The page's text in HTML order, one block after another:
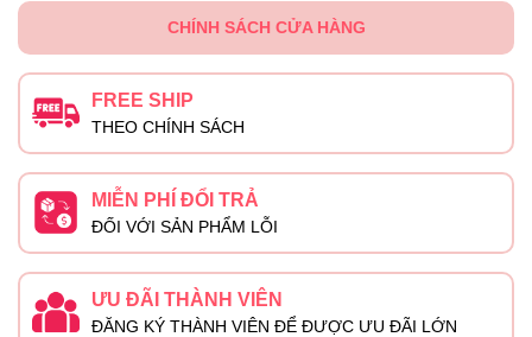
CHÍNH SÁCH CỬA HÀNG
FREE SHIP
THEO CHÍNH SÁCH
MIỄN PHÍ ĐỔI TRẢ
ĐỐI VỚI SẢN PHẨM LỖI
ƯU ĐÃI THÀNH VIÊN
ĐĂNG KÝ THÀNH VIÊN ĐỂ ĐƯỢC ƯU ĐÃI LỚN